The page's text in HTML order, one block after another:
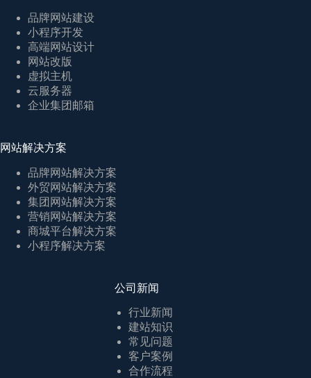
品牌网站建设
小程序开发
高端网站设计
网站改版
虚拟主机
云服务器
企业集团邮箱
网站解决方案
品牌网站解决方案
外贸网站解决方案
集团网站解决方案
营销网站解决方案
商城平台解决方案
小程序解决方案
公司新闻
行业新闻
建站知识
常见问题
客户案例
合作流程